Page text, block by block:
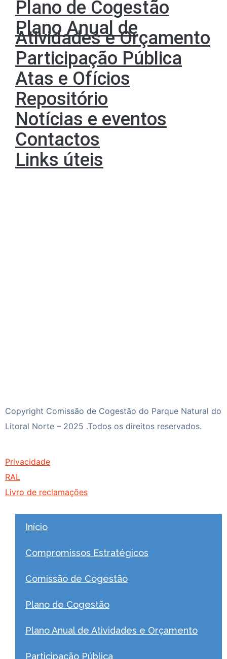
Plano de Cogestão
Plano Anual de
Atividades e Orçamento
Participação Pública
Atas e Ofícios
Repositório
Notícias e eventos
Contactos
Links úteis
Copyright Comissão de Cogestão do Parque Natural do
Litoral Norte – 2025 .Todos os direitos reservados.
Privacidade
RAL
Livro de reclamações
Início
Compromissos Estratégicos
Comissão de Cogestão
Plano de Cogestão
Plano Anual de Atividades e Orçamento
Participação Pública